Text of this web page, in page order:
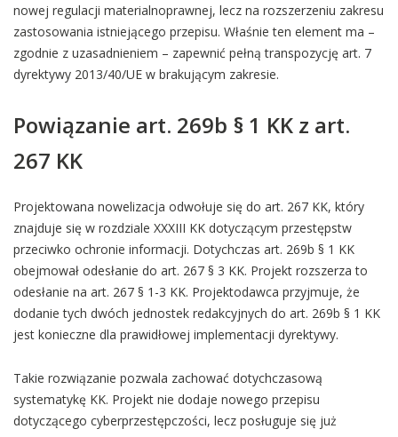
nowej regulacji materialnoprawnej, lecz na rozszerzeniu zakresu
zastosowania istniejącego przepisu. Właśnie ten element ma –
zgodnie z uzasadnieniem – zapewnić pełną transpozycję art. 7
dyrektywy 2013/40/UE w brakującym zakresie.
Powiązanie art. 269b § 1 KK z art.
267 KK
Projektowana nowelizacja odwołuje się do art. 267 KK, który
znajduje się w rozdziale XXXIII KK dotyczącym przestępstw
przeciwko ochronie informacji. Dotychczas art. 269b § 1 KK
obejmował odesłanie do art. 267 § 3 KK. Projekt rozszerza to
odesłanie na art. 267 § 1-3 KK. Projektodawca przyjmuje, że
dodanie tych dwóch jednostek redakcyjnych do art. 269b § 1 KK
jest konieczne dla prawidłowej implementacji dyrektywy.
Takie rozwiązanie pozwala zachować dotychczasową
systematykę KK. Projekt nie dodaje nowego przepisu
dotyczącego cyberprzestępczości, lecz posługuje się już